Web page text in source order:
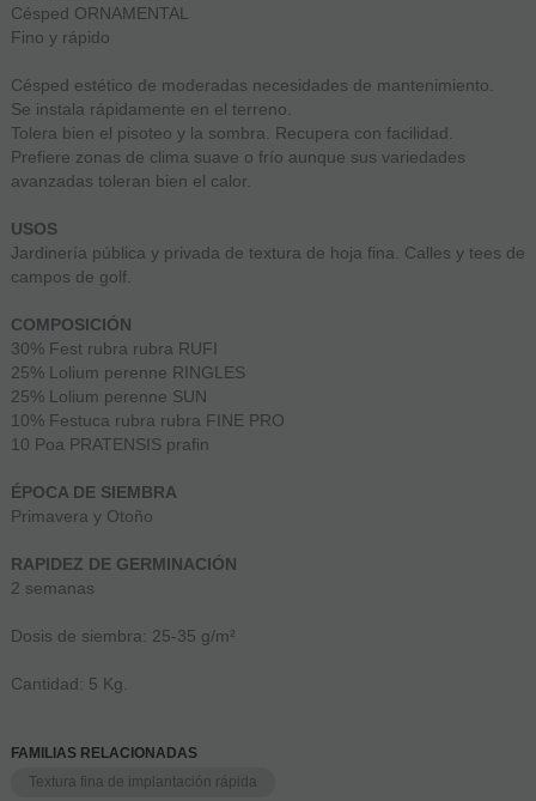
Césped ORNAMENTAL
Fino y rápido
Césped estético de moderadas necesidades de mantenimiento.
Se instala rápidamente en el terreno.
Tolera bien el pisoteo y la sombra. Recupera con facilidad.
Prefiere zonas de clima suave o frío aunque sus variedades
avanzadas toleran bien el calor.
USOS
Jardinería pública y privada de textura de hoja fina. Calles y tees de
campos de golf.
COMPOSICIÓN
30% Fest rubra rubra RUFI
25% Lolium perenne RINGLES
25% Lolium perenne SUN
10% Festuca rubra rubra FINE PRO
10 Poa PRATENSIS prafin
ÉPOCA DE SIEMBRA
Primavera y Otoño
RAPIDEZ DE GERMINACIÓN
2 semanas
Dosis de siembra: 25-35 g/m²
Cantidad: 5 Kg.
FAMILIAS RELACIONADAS
Textura fina de implantación rápida